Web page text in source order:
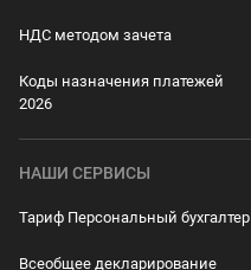
НДС методом зачета
Коды назначения платежей
2026
НАШИ СЕРВИСЫ
Тариф Персональный бухгалтер
Всеобщее декларирование